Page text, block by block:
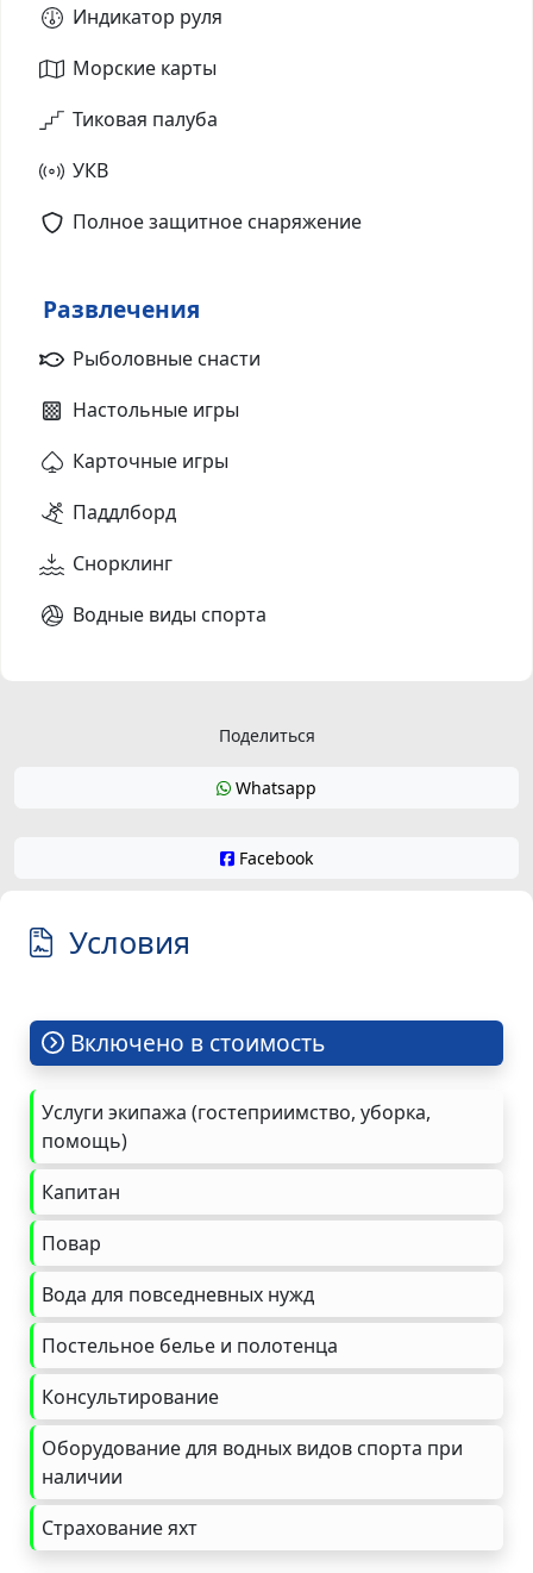
Индикатор руля
Морские карты
Тиковая палуба
УКВ
Полное защитное снаряжение
Развлечения
Рыболовные снасти
Настольные игры
Карточные игры
Паддлборд
Снорклинг
Водные виды спорта
Поделиться
Whatsapp
Facebook
Условия
Включено в стоимость
Услуги экипажа (гостеприимство, уборка,
помощь)
Капитан
Повар
Вода для повседневных нужд
Постельное белье и полотенца
Консультирование
Оборудование для водных видов спорта при
наличии
Страхование яхт